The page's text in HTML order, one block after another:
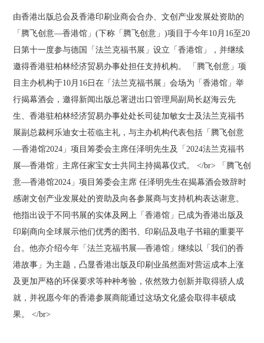
由香港出版总会及香港印刷业商会合办、文创产业发展处资助的
「腾飞创意—香港馆」(下称「腾飞创意」)项目于今年10月16至20
日第十一度参与德国「法兰克福书展」设立「香港馆」，并继续
邀得香港驻柏林经济贸易办事处担任支持机构。 「腾飞创意」项
目主办机构于10月16日在「法兰克福书展」会场为「香港馆」举
行揭幕酒会，邀得新闻出版总署进出口管理局副局长赵海云先
生、香港驻柏林经济贸易办事处处长司徒加敏女士及法兰克福书
展副总裁柯乐迪女士莅临主礼，与主办机构代表包括「腾飞创意
—香港馆2024」项目筹委会主席任泽明先生及「2024法兰克福书
展—香港馆」主席任家宝女士共同主持揭幕仪式。 </br> 「腾飞创
意—香港馆2024」项目筹委会主席 任泽明先生在揭幕酒会致辞时
感谢文创产业发展处的资助及向各参展商与支持机构表达谢意。
他指出设于不同书展的实体及网上「香港馆」已成为香港出版及
印刷商向全球展示他们优秀的图书、印刷品及电子书籍的重要平
台。他亦介绍今年「法兰克福书展—香港馆」继续以「我们的香
港故事」为主题，凸显香港出版及印刷业虽然面对营运成本上涨
及更加严格的环保要求等种种考验，依然致力创新并取得骄人成
就，并祝愿今年的香港参展商能通过这场文化盛会取得丰硕成
果。 </br>